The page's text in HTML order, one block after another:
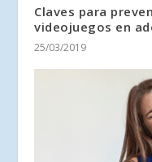
Claves para
videojuegos en
25/03/2019